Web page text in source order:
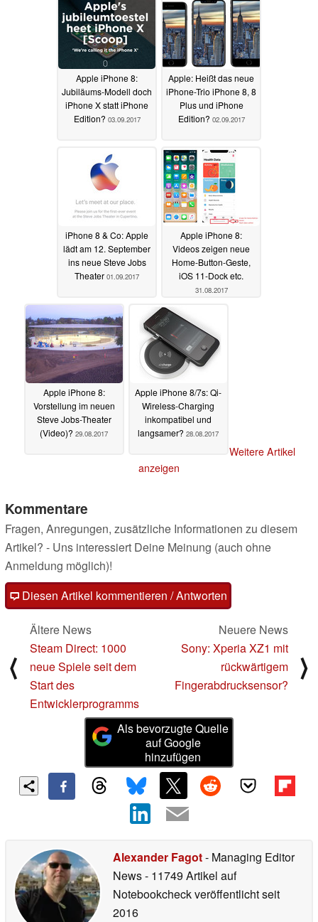
Apple iPhone 8:
Jubiläums-Modell doch
iPhone X statt iPhone
Edition? 03.09.2017
Apple: Heißt das neue
iPhone-Trio iPhone 8, 8
Plus und iPhone
Edition? 02.09.2017
iPhone 8 & Co: Apple
lädt am 12. September
ins neue Steve Jobs
Theater 01.09.2017
Apple iPhone 8:
Videos zeigen neue
Home-Button-Geste,
iOS 11-Dock etc.
31.08.2017
Apple iPhone 8:
Vorstellung im neuen
Steve Jobs-Theater
(Video)? 29.08.2017
Apple iPhone 8/7s: Qi-
Wireless-Charging
inkompatibel und
langsamer? 28.08.2017
Weitere Artikel
anzeigen
Kommentare
Fragen, Anregungen, zusätzliche Informationen zu diesem
Artikel? - Uns interessiert Deine Meinung (auch ohne
Anmeldung möglich)!
Diesen Artikel kommentieren / Antworten
⟨
Ältere News
Steam Direct: 1000
neue Spiele seit dem
Start des
Entwicklerprogramms
Neuere News
Sony: Xperia XZ1 mit
rückwärtigem
Fingerabdrucksensor?
⟩
Als bevorzugte Quelle
auf Google
hinzufügen
Alexander Fagot- Managing Editor
News- 11749 Artikel auf
Notebookcheck veröffentlichtseit
2016